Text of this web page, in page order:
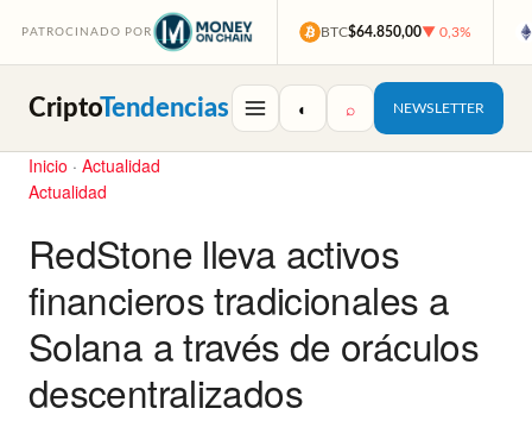
PATROCINADO POR BTC$64.850,00▼ 0,3%
CriptoTendencias ◐ ⌕ NEWSLETTER
Inicio · Actualidad
Actualidad
RedStone lleva activos
financieros tradicionales a
Solana a través de oráculos
descentralizados